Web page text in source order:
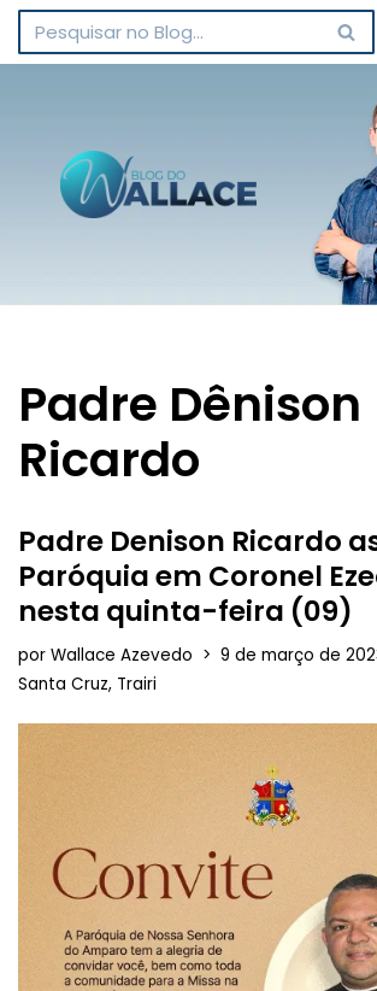
Pular
conteúdo
Padre Dênison
Ricardo
Padre Denison Ricardo
Paróquia em Coronel
nesta quinta-feira (09)
por Wallace Azevedo
9 de março de
Santa Cruz, Trairi